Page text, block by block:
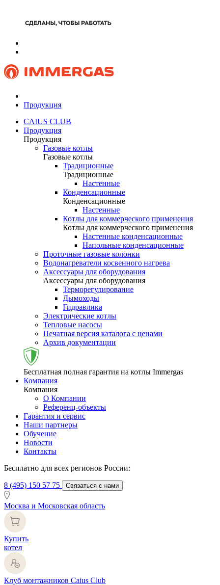
Продукция
CAIUS CLUB
Продукция
Продукция
Газовые котлы
Газовые котлы
Традиционные
Традиционные
Настенные
Конденсационные
Конденсационные
Настенные
Котлы для коммерческого применения
Котлы для коммерческого применения
Настенные конденсационные
Напольные конденсационные
Проточные газовые колонки
Водонагреватели косвенного нагрева
Аксессуары для оборудования
Аксессуары для оборудования
Терморегулирование
Дымоходы
Гидравлика
Электрические котлы
Тепловые насосы
Печатная версия каталога с ценами
Архив документации
Бесплатная полная гарантия на котлы Immergas
Компания
Компания
О Компании
Референц-объекты
Гарантия и сервис
Наши партнеры
Обучение
Новости
Контакты
Бесплатно для всех регионов России:
8 (495) 150 57 75 Связаться с нами
Москва и Московская область
Купить
котел
Клуб монтажников Caius Club